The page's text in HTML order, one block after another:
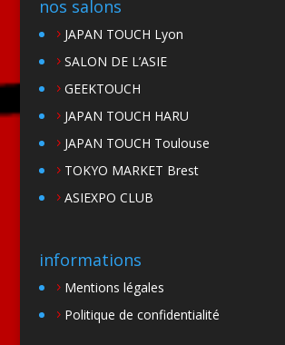
nos salons
JAPAN TOUCH Lyon
SALON DE L’ASIE
GEEKTOUCH
JAPAN TOUCH HARU
JAPAN TOUCH Toulouse
TOKYO MARKET Brest
ASIEXPO CLUB
informations
Mentions légales
Politique de confidentialité